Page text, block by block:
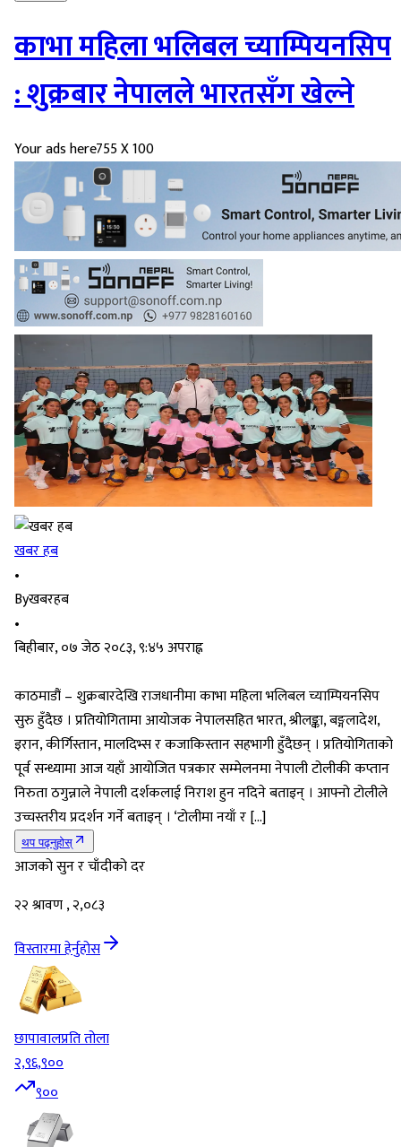
काभा महिला भलिबल च्याम्पियनसिप
: शुक्रबार नेपालले भारतसँग खेल्ने
Your ads here755 X 100
खबर हब
•
Byखबरहब
•
बिहीबार, ०७ जेठ २०८३, ९:४५ अपराह्न
काठमाडौं – शुक्रबारदेखि राजधानीमा काभा महिला भलिबल च्याम्पियनसिप
सुरु हुँदैछ । प्रतियोगितामा आयोजक नेपालसहित भारत, श्रीलङ्का, बङ्गलादेश,
इरान, कीर्गिस्तान, मालदिभ्स र कजाकिस्तान सहभागी हुँदैछन् । प्रतियोगिताको
पूर्व सन्ध्यामा आज यहाँ आयोजित पत्रकार सम्मेलनमा नेपाली टोलीकी कप्तान
निरुता ठगुन्नाले नेपाली दर्शकलाई निराश हुन नदिने बताइन् । आफ्नो टोलीले
उच्चस्तरीय प्रदर्शन गर्ने बताइन् । ‘टोलीमा नयाँ र […]
थप पढ्नुहोस्
आजको सुन र चाँदीको दर
२२ श्रावण , २,०८३
विस्तारमा हेर्नुहोस
छापावालप्रति तोला
२,९६,९००
९००